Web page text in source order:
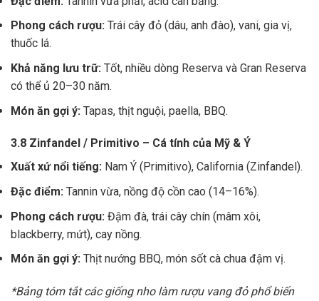
Phong cách rượu: Trái cây đỏ (dâu, anh đào), vani, gia vị,
thuốc lá.
Khả năng lưu trữ: Tốt, nhiều dòng Reserva và Gran Reserva
có thể ủ 20–30 năm.
Món ăn gợi ý: Tapas, thịt nguội, paella, BBQ.
3.8 Zinfandel / Primitivo – Cá tính của Mỹ & Ý
Xuất xứ nổi tiếng: Nam Ý (Primitivo), California (Zinfandel).
Đặc điểm: Tannin vừa, nồng độ cồn cao (14–16%).
Phong cách rượu: Đậm đà, trái cây chín (mâm xôi,
blackberry, mứt), cay nồng.
Món ăn gợi ý: Thịt nướng BBQ, món sốt cà chua đậm vị.
*Bảng tóm tắt các giống nho làm rượu vang đỏ phổ biến